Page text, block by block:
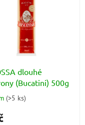
dlouhé
(Bucatini) 500g
(>5 ks)